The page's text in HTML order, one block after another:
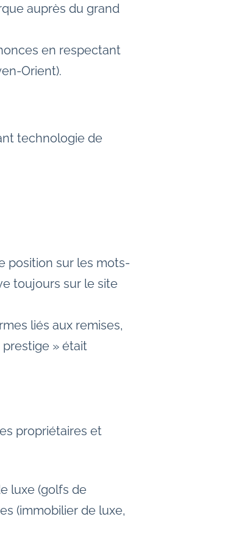
auprès du grand
en respectant
Orient).
technologie de
position sur les mots-
toujours sur le site
liés aux remises,
prestige » était
propriétaires et
luxe (golfs de
(immobilier de luxe,